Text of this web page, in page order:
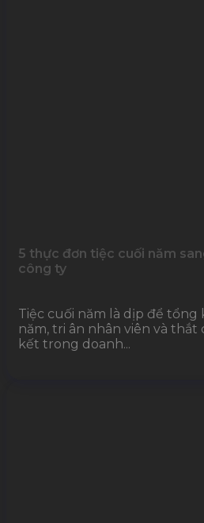
5 thực đơn tiệc cuối năm
công ty
Tiệc cuối năm là dịp để
năm, tri ân nhân viên và
kết trong doanh...